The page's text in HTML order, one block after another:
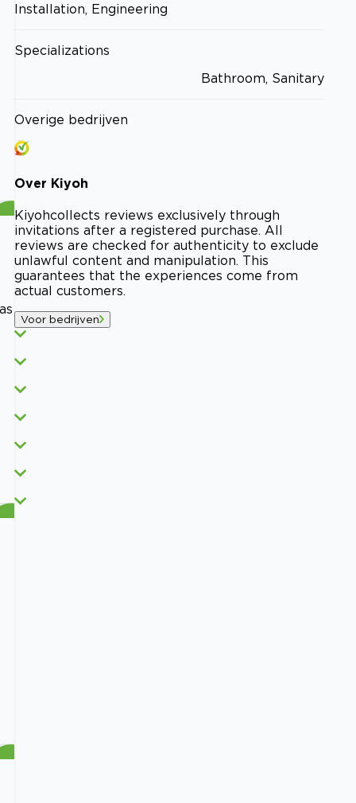
Installation, Engineering
Specializations
Bathroom, Sanitary
Overige bedrijven
Over Kiyoh
Kiyohcollects reviews exclusively through
invitations after a registered purchase. All
reviews are checked for authenticity to exclude
unlawful content and manipulation. This
guarantees that the experiences come from
actual customers.
Voor bedrijven